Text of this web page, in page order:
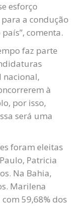
esforço
a condução
comenta.
faz parte
nacional,
à
por isso,
será uma
foram eleitas
Patricia
Na Bahia,
Marilena
59,68% dos